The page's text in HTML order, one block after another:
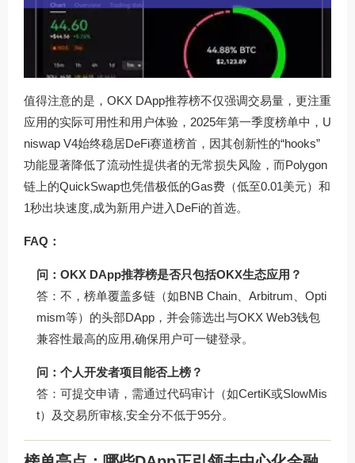
值得注意的是，OKX DApp推荐榜不仅强调交易量，更注重
应用的实际可用性和用户体验，2025年第一季度榜单中，U
niswap V4始终稳居DeFi赛道榜首，因其创新性的“hooks”
功能显著降低了流动性提供者的无常损失风险，而Polygon
链上的QuickSwap也凭借极低的Gas费（低至0.01美元）和
1秒出块速度,成为新用户进入DeFi的首选。
FAQ：
问：OKX DApp推荐榜是否只包括OKX生态应用？
答：不，榜单覆盖多链（如BNB Chain、Arbitrum、Opti
mism等）的头部DApp，并会筛选出与OKX Web3钱包
兼容性最高的应用,确保用户可一键登录。
问：个人开发者项目能否上榜？
答：可提交申请，需通过代码审计（如CertiK或SlowMis
t）及交易所审核,安全分不低于95分。